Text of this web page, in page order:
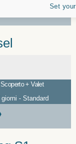
Scoperto + Valet
giorni - Standard
Set